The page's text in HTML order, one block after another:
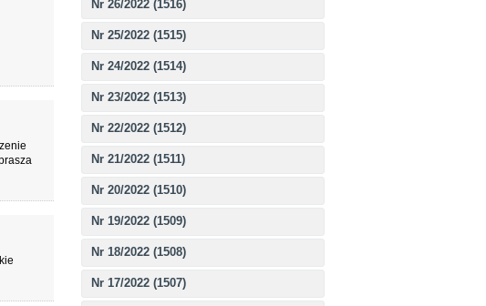
Nr 26/2022 (1516)
Nr 25/2022 (1515)
Nr 24/2022 (1514)
Nr 23/2022 (1513)
Nr 22/2022 (1512)
Nr 21/2022 (1511)
Nr 20/2022 (1510)
Nr 19/2022 (1509)
Nr 18/2022 (1508)
Nr 17/2022 (1507)